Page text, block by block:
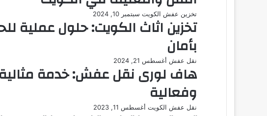
تخزين عفش الكويت سبتمبر 10, 2024
تخزين اثاث الكويت: حلول عملية
بأمان
نقل عفش أغسطس 21, 2024
هاف لورى نقل عفش: خدمة مثالية
وفعالية
نقل عفش الكويت أغسطس 11, 2023